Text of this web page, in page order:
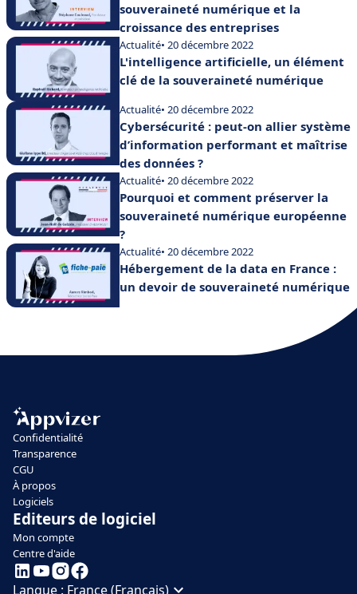
souveraineté numérique et la
croissance des entreprises
Actualité• 20 décembre 2022
L'intelligence artificielle, un élément
clé de la souveraineté numérique
Actualité• 20 décembre 2022
Cybersécurité : peut-on allier système
d’information performant et maîtrise
des données ?
Actualité• 20 décembre 2022
Pourquoi et comment préserver la
souveraineté numérique européenne
?
Actualité• 20 décembre 2022
Hébergement de la data en France :
un devoir de souveraineté numérique
Confidentialité
Transparence
CGU
À propos
Logiciels
Editeurs de logiciel
Mon compte
Centre d'aide
Langue : France (Français)